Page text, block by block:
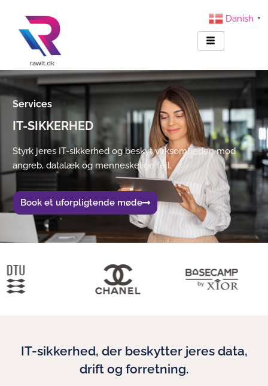
Services
IT-SIKKERHED
Styrk jeres IT-sikkerhed og beskyt virksomheden mod
angreb, datalæk og menneskelige fejl.
Book et uforpligtende møde
IT-sikkerhed, der beskytter jeres data,
drift og forretning.
Danish ▼